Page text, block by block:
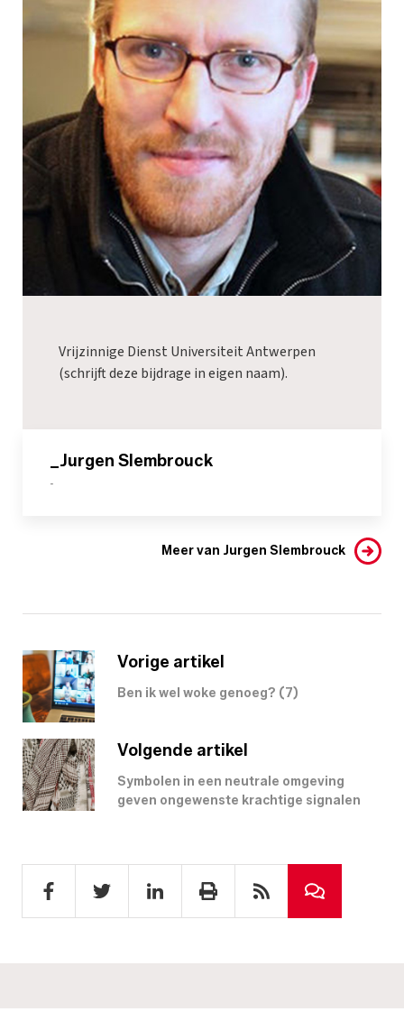
Vrijzinnige Dienst Universiteit Antwerpen
(schrijft deze bijdrage in eigen naam).
_Jurgen Slembrouck
-
Meer van Jurgen Slembrouck
Vorige artikel
Ben ik wel woke genoeg? (7)
Volgende artikel
Symbolen in een neutrale omgeving
geven ongewenste krachtige signalen